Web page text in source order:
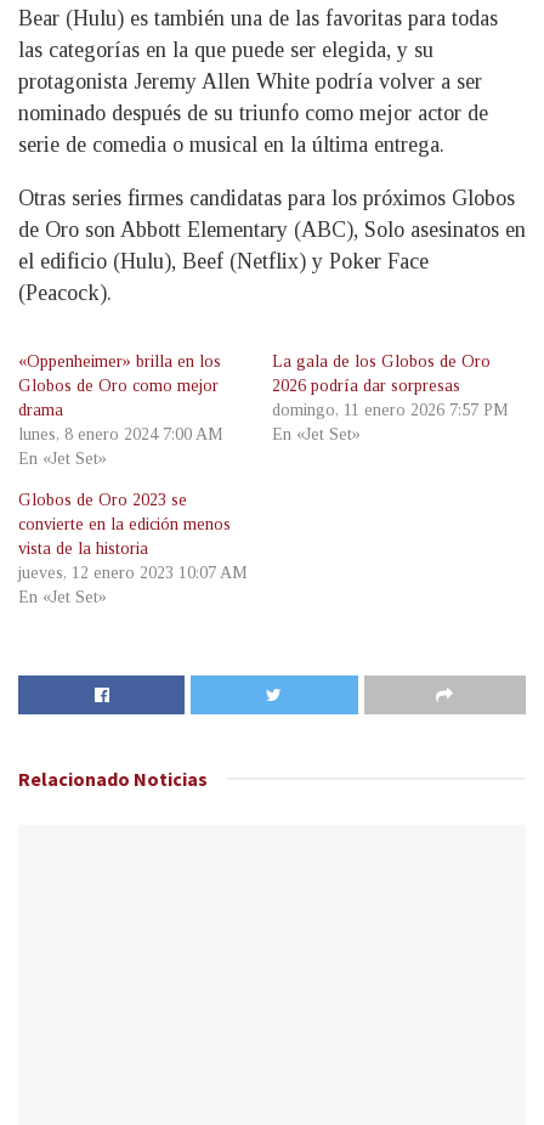
Bear (Hulu) es también una de las favoritas para todas
las categorías en la que puede ser elegida, y su
protagonista Jeremy Allen White podría volver a ser
nominado después de su triunfo como mejor actor de
serie de comedia o musical en la última entrega.
Otras series firmes candidatas para los próximos Globos
de Oro son Abbott Elementary (ABC), Solo asesinatos en
el edificio (Hulu), Beef (Netflix) y Poker Face
(Peacock).
«Oppenheimer» brilla en los
Globos de Oro como mejor
drama
lunes, 8 enero 2024 7:00 AM
En «Jet Set»
La gala de los Globos de Oro
2026 podría dar sorpresas
domingo, 11 enero 2026 7:57 PM
En «Jet Set»
Globos de Oro 2023 se
convierte en la edición menos
vista de la historia
jueves, 12 enero 2023 10:07 AM
En «Jet Set»
Relacionado Noticias